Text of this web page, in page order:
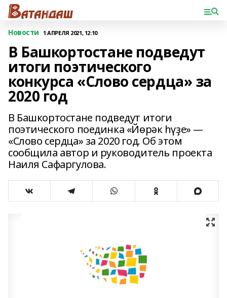
Новости 1 АПРЕЛЯ 2021, 12:10
В Башкортостане подведут
итоги поэтического
конкурса «Слово сердца» за
2020 год
В Башкортостане подведут итоги
поэтического поединка «Йөрәк һүҙе» —
«Слово сердца» за 2020 год. Об этом
сообщила автор и руководитель проекта
Наиля Сафаргулова.